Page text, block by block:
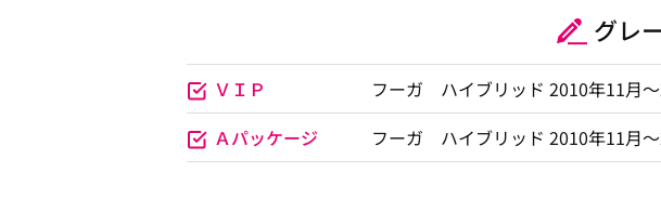
グレ
ＶＩＰ
フーガ ハイブリッド 2010年11月
Ａパッケージ
フーガ ハイブリッド 2010年11月